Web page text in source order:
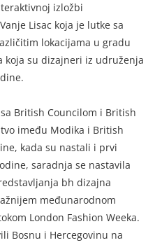
izložbi
Lisac koja je lutke sa
lokacijama u gradu
koja su dizajneri iz udruženja
British Councilom i British
imeđu Modika i British
kada su nastali i prvi
saradnja se nastavila
bh dizajna
međunarodnom
London Fashion Weeka.
Bosnu i Hercegovinu na